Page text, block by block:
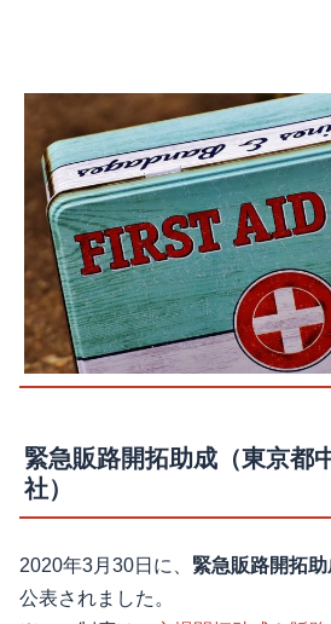
緊急販路開拓助成（東京都
社）
2020年3月30日に、 緊急販路開拓助
公表されました。